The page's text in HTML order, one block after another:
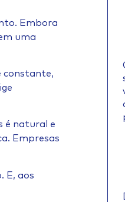
Embora
uma
constante,
é natural e
Empresas
E, aos